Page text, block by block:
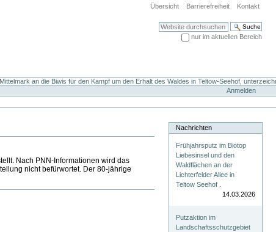
Übersicht Barrierefreiheit Kontakt
Website durchsuchen
nur im aktuellen Bereich
an die Biwis für den Kampf um den Erhalt des Waldes in Teltow-Seehof,
Anmelden
Nach PNN-Informationen wird das
nicht befürwortet. Der 80-jährige
Nachrichten
Frühjahrsputz im Biotop
Liebesinsel und den
Waldflächen an der
Lichterfelder Allee in
Teltow Seehof .
14.03.2026
Putzaktion im
Landschaftsschutzgebiet